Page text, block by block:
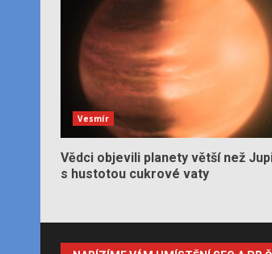
Vesmír
Vědci objevili planety větší než
s hustotou cukrové vaty